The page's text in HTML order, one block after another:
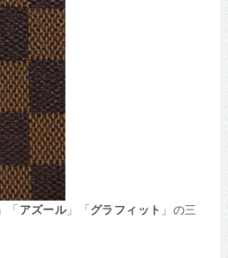
」「 アズール」「 グラフィット 」の三